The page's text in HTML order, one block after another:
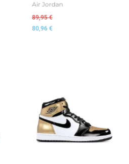
Air Jordan
89,95€
80,96 €